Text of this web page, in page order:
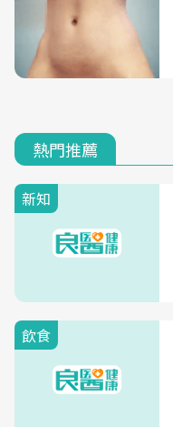
熱門推薦
新知
飲食